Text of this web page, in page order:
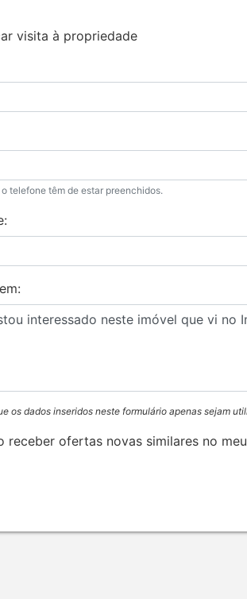
visita à propriedade
telefone têm de estar preenchidos.
os dados inseridos neste formulário apenas sejam
receber ofertas novas similares no